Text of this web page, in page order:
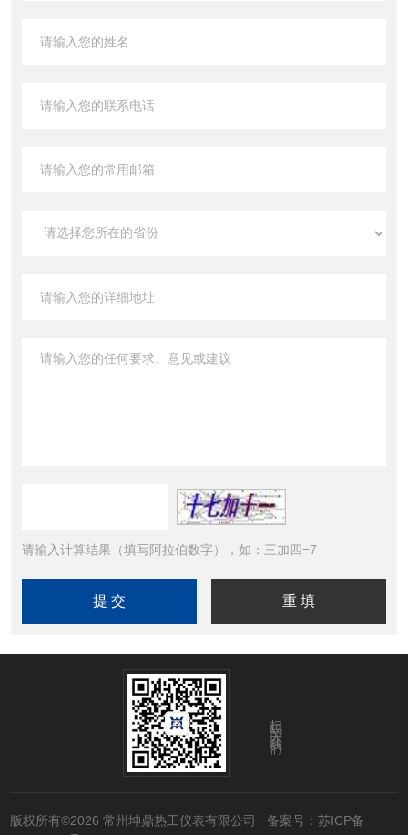
请输入计算结果（填写阿拉伯数字），如：三加四=7
扫码关注我们
版权所有©2026 常州坤鼎热工仪表有限公司 备案号：苏ICP备